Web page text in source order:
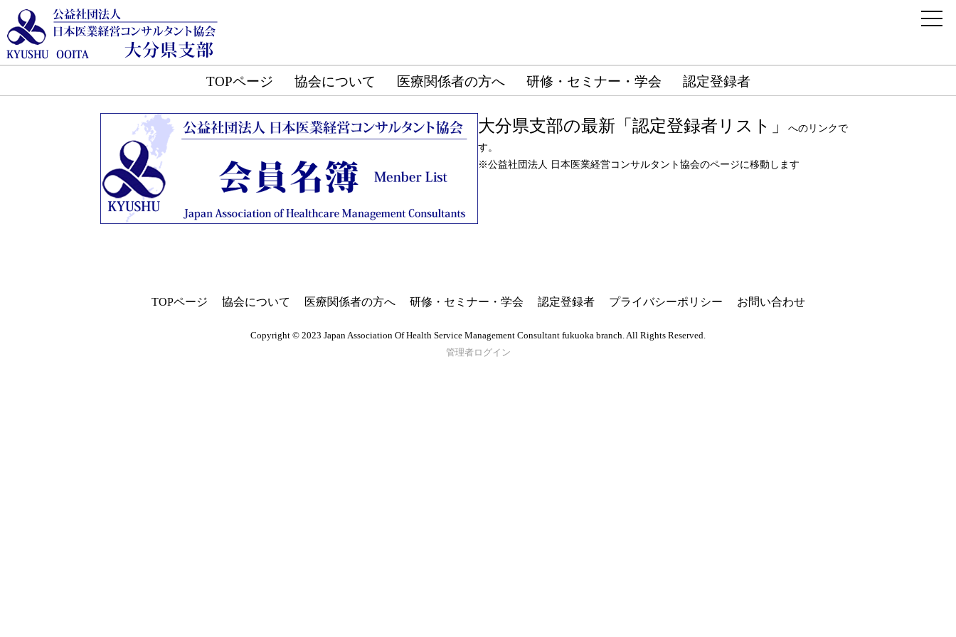
TOPページ 協会について 医療関係者の方へ 研修・セミナー・学会 認定登録者
大分県支部の最新「認定登録者リスト」
へのリンクで
す。
※公益社団法人 日本医業経営コンサルタント協会のページに移動します
TOPページ 協会について 医療関係者の方へ 研修・セミナー・学会 認定登録者 プライバシーポリシー お問い合わせ
Copyright © 2023 Japan Association Of Health Service Management Consultant fukuoka branch. All Rights Reserved.
管理者ログイン